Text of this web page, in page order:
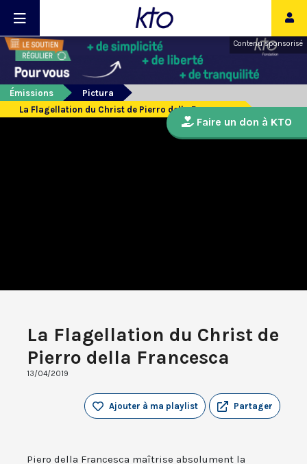
Contenu sponsorisé
Émissions
Pictura
La Flagellation du Christ de Pierro della Francesca
La Flagellation du Christ de
Pierro della Francesca
13/04/2019
Partager
Ajouter à ma playlist
Piero della Francesca maîtrise absolument la
Faire un don à KTO